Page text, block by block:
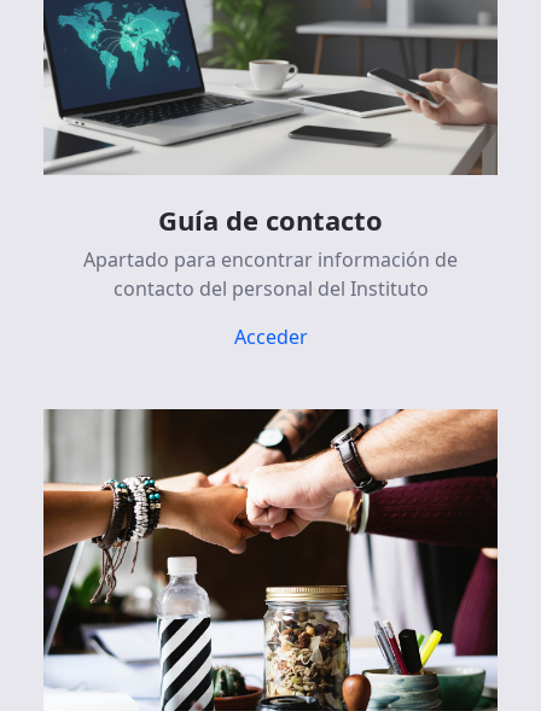
Guía de contacto
Apartado para encontrar información de
contacto del personal del Instituto
Acceder